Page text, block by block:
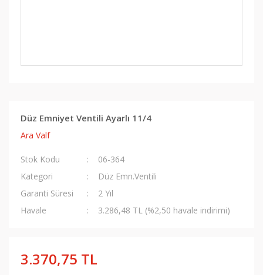
Düz Emniyet Ventili Ayarlı 11/4
Ara Valf
Stok Kodu
06-364
Kategori
Düz Emn.Ventili
Garanti Süresi
2 Yıl
Havale
3.286,48 TL (%2,50 havale indirimi)
3.370,75 TL